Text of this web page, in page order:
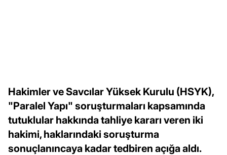
Hakimler ve Savcılar Yüksek Kurulu (HSYK),
"Paralel Yapı" soruşturmaları kapsamında
tutuklular hakkında tahliye kararı veren iki
hakimi, haklarındaki soruşturma
sonuçlanıncaya kadar tedbiren açığa aldı.